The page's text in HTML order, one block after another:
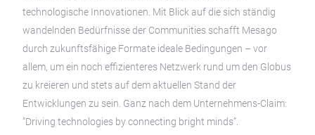
technologische Innovationen. Mit Blick auf die sich ständig
wandelnden Bedürfnisse der Communities schafft Mesago
durch zukunftsfähige Formate ideale Bedingungen – vor
allem, um ein noch effizienteres Netzwerk rund um den Globus
zu kreieren und stets auf dem aktuellen Stand der
Entwicklungen zu sein. Ganz nach dem Unternehmens-Claim:
“Driving technologies by connecting bright minds”.